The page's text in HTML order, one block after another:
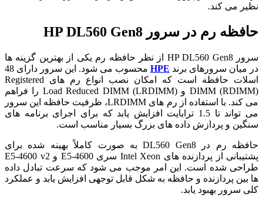
نظیر می کند.
حافظه رم در سرور HP DL560 Gen8
سرور HP DL560 Gen8 از نظر حافظه رم یکی از بهترین گزینه ها
در میان سرورهای برند HPE
محسوب می شود. این سرور دارای 48
اسلات حافظه است که امکان نصب انواع رم های Registered
DIMM (RDIMM) و Load Reduced DIMM (LRDIMM) را فراهم
می کند. با استفاده از رم های LRDIMM، ظرفیت حافظه این سرور
می تواند تا 1.5 ترابایت افزایش یابد که برای اجرای برنامه های
سنگین و پردازش داده های بزرگ بسیار مناسب است.
حافظه رم در DL560 Gen8 به صورت کاملاً بهینه شده برای
پشتیبانی از پردازنده های Intel Xeon سری E5-4600 و E5-4600 v2
طراحی شده است. این امر موجب می شود که سرعت تبادل داده
ها بین پردازنده و حافظه به شکل قابل توجهی افزایش یابد و عملکرد
کلی سرور بهبود یابد.